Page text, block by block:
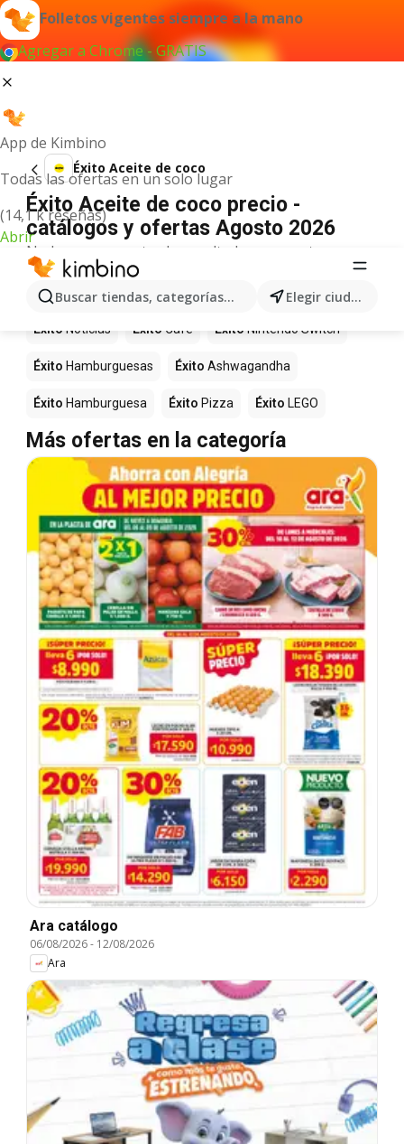
Folletos vigentes siempre a la mano
Agregar a Chrome - GRATIS
App de Kimbino
Todas las ofertas en un solo lugar
(14,1 k reseñas)
Abrir
Buscar tiendas, categorías, productos... Elegir ciudad
Éxito Aceite de coco
Éxito Aceite de coco precio -
catálogos y ofertas Agosto 2026
No hemos encontrado resultados para este
término.
Más productos en tiendas Éxito
Éxito Noticias Éxito Café Éxito Nintendo Switch
Éxito Hamburguesas Éxito Ashwagandha
Éxito Hamburguesa Éxito Pizza Éxito LEGO
Más ofertas en la categoría
Ara catálogo
06/08/2026- 12/08/2026
Ara